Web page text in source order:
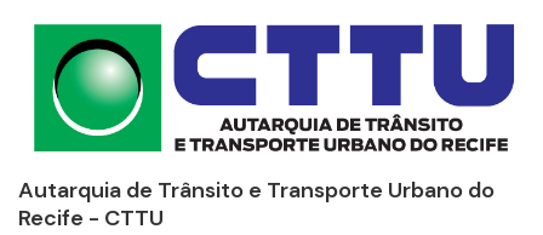
Autarquia de Trânsito e Transporte Urbano do
Recife - CTTU